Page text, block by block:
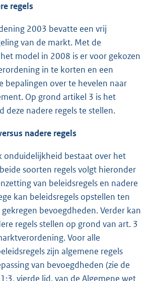
regels
2003 bevatte een vrij
van de markt. Met de
model in 2008 is er voor gekozen
in te korten en een
bepalingen over te hevelen naar
Op grond artikel 3 is het
deze nadere regels te stellen.
nadere regels
onduidelijkheid bestaat over het
soorten regels volgt hieronder
van beleidsregels en nadere
kan beleidsregels opstellen ten
bevoegdheden. Verder kan
regels stellen op grond van art. 3
Voor alle
zijn algemene regels
van bevoegdheden (zie de
vierde lid, van de Algemene wet